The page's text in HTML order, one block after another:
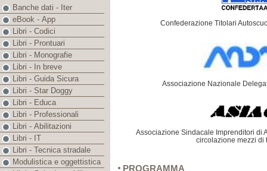
Confederazione Titolari
Associazione Nazionale
Associazione Sindacale Imprenditori di
circolazione mezzi di
PROGRAMMA
Banche dati - Iter
eBook - App
Libri - Codici
Libri - Prontuari
Libri - Monografie
Libri - In breve
Libri - Guida Sicura
Libri - Star Doggy
Libri - Educa
Libri - Professionali
Libri - Abilitazioni
Libri - IT
Libri - Tecnica stradale
Modulistica e oggettistica